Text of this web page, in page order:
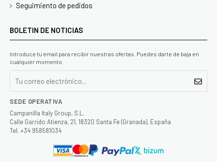
Seguimiento de pedidos
BOLETIN DE NOTICIAS
Introduce tu email para recibir nuestras ofertas. Puedes darte de baja en
cualquier momento.
SEDE OPERATIVA
Campanilla Italy Group, S.L.
Calle Garrido Atienza, 21, 18320 Santa Fe (Granada), España
Tel. +34 958581034